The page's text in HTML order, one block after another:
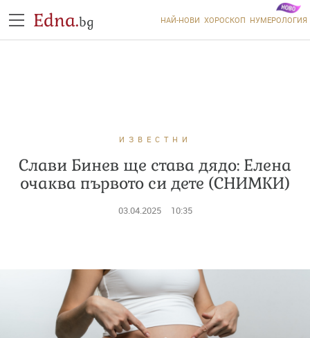
Edna.bg НАЙ-НОВИ ХОРОСКОП НУМЕРОЛОГИЯ
ИЗВЕСТНИ
Слави Бинев ще става дядо: Елена
очаква първото си дете (СНИМКИ)
03.04.2025 10:35